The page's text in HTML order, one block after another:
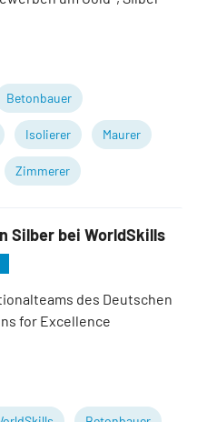
Betonbauer
Isolierer Maurer
Zimmerer
Silber bei WorldSkills
des Deutschen
for Excellence